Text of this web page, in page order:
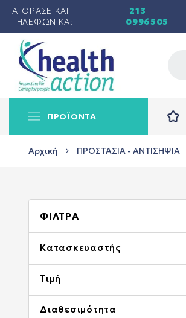
ΑΓΟΡΑΣΕ ΚΑΙ
ΤΗΛΕΦΩΝΙΚΑ:
213
0996505
ΠΡΟΪΟΝΤΑ
Αρχική ΠΡΟΣΤΑΣΙΑ - ΑΝΤΙΣΗΨΙΑ
ΦΊΛΤΡΑ
Κατασκευαστής
Τιμή
Διαθεσιμότητα